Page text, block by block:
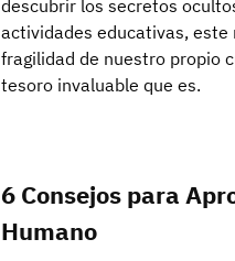
descubrir los secretos
actividades educativas,
fragilidad de nuestro propio
tesoro invaluable que es.
6 Consejos para
Humano